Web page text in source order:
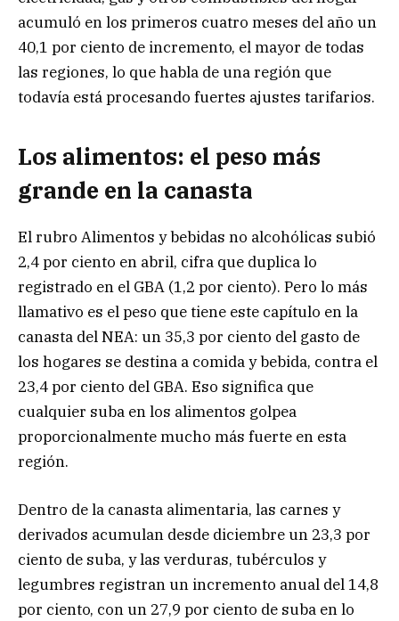
acumuló en los primeros cuatro meses del año un
40,1 por ciento de incremento, el mayor de todas
las regiones, lo que habla de una región que
todavía está procesando fuertes ajustes tarifarios.
Los alimentos: el peso más
grande en la canasta
El rubro Alimentos y bebidas no alcohólicas subió
2,4 por ciento en abril, cifra que duplica lo
registrado en el GBA (1,2 por ciento). Pero lo más
llamativo es el peso que tiene este capítulo en la
canasta del NEA: un 35,3 por ciento del gasto de
los hogares se destina a comida y bebida, contra el
23,4 por ciento del GBA. Eso significa que
cualquier suba en los alimentos golpea
proporcionalmente mucho más fuerte en esta
región.
Dentro de la canasta alimentaria, las carnes y
derivados acumulan desde diciembre un 23,3 por
ciento de suba, y las verduras, tubérculos y
legumbres registran un incremento anual del 14,8
por ciento, con un 27,9 por ciento de suba en lo